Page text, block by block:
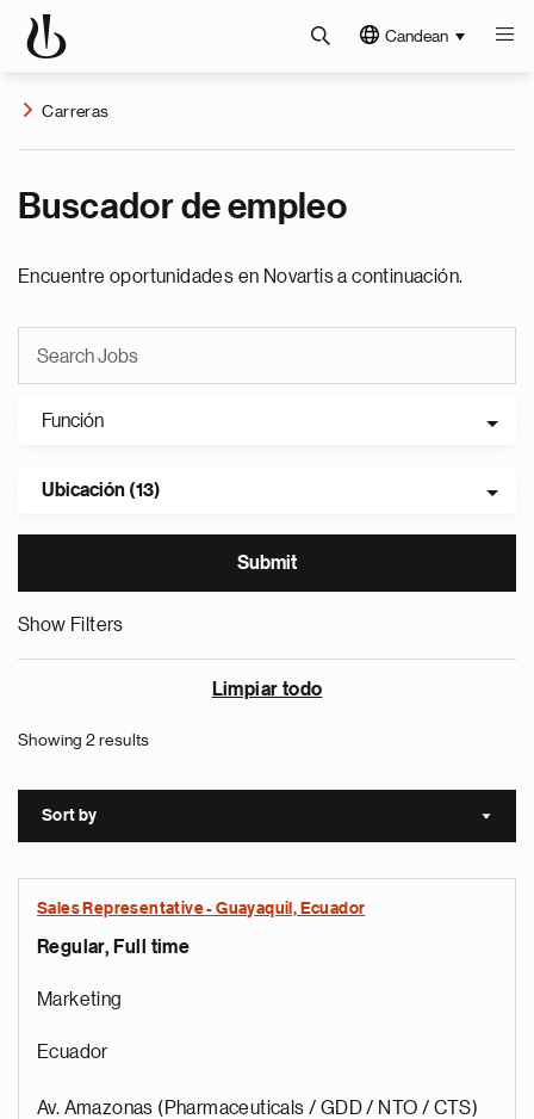
Candean
Carreras
Buscador de empleo
Encuentre oportunidades en Novartis a continuación.
Función
Ubicación (13)
Show Filters
Limpiar todo
Showing 2 results
Sort by Sort
Sales Representative - Guayaquil, Ecuador
Regular, Full time
Marketing
Ecuador
Av. Amazonas (Pharmaceuticals / GDD / NTO / CTS)